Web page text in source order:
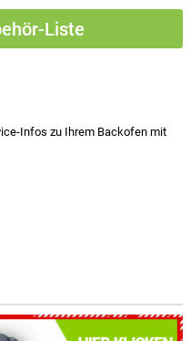
Liste
Infos zu Ihrem Backofen mit